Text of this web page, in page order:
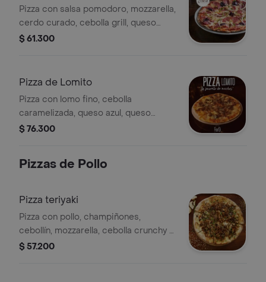
Pizza con salsa pomodoro, mozzarella,
cerdo curado, cebolla grill, queso
gouda, rúgula, 26 cm.
$ 61.300
Pizza de Lomito
Pizza con lomo fino, cebolla
caramelizada, queso azul, queso
mozzarella y salsa pomodoro.
$ 76.300
Pizzas de Pollo
Pizza teriyaki
Pizza con pollo, champiñones,
cebollín, mozzarella, cebolla crunchy y
teriyaki, tamaño a elección.
$ 57.200